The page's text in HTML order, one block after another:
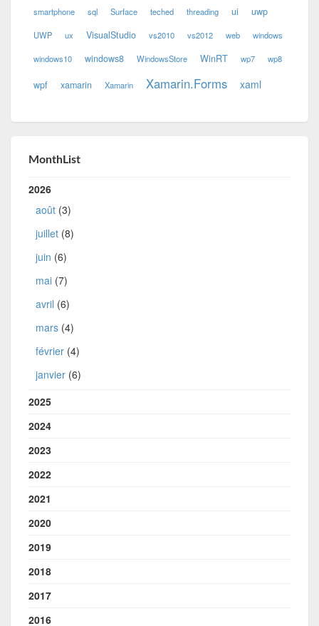
smartphone sql Surface teched threading ui uwp
UWP ux VisualStudio vs2010 vs2012 web windows
windows10 windows8 WindowsStore WinRT wp7 wp8
wpf xamarin Xamarin Xamarin.Forms xaml
MonthList
2026
août (3)
juillet (8)
juin (6)
mai (7)
avril (6)
mars (4)
février (4)
janvier (6)
2025
2024
2023
2022
2021
2020
2019
2018
2017
2016